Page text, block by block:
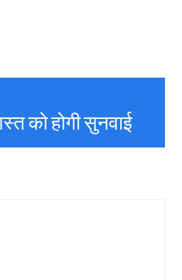
को होगी सुनवाई